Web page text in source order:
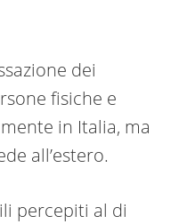
dei
fisiche e
in Italia, ma
all’estero.
percepiti al di